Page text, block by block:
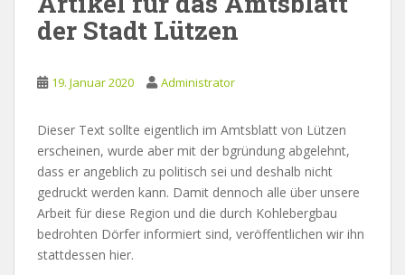
der Stadt Lützen
19. Januar 2020 Administrator
Dieser Text sollte eigentlich im Amtsblatt von Lützen
erscheinen, wurde aber mit der bgründung abgelehnt,
dass er angeblich zu politisch sei und deshalb nicht
gedruckt werden kann. Damit dennoch alle über unsere
Arbeit für diese Region und die durch Kohlebergbau
bedrohten Dörfer informiert sind, veröffentlichen wir ihn
stattdessen hier.